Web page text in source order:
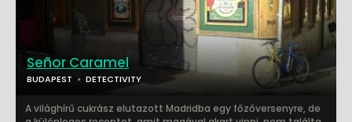
Señor Caramel
BUDAPEST DETECTIVITY
A világhírű cukrász elutazott Madridba egy főzőversenyre, de